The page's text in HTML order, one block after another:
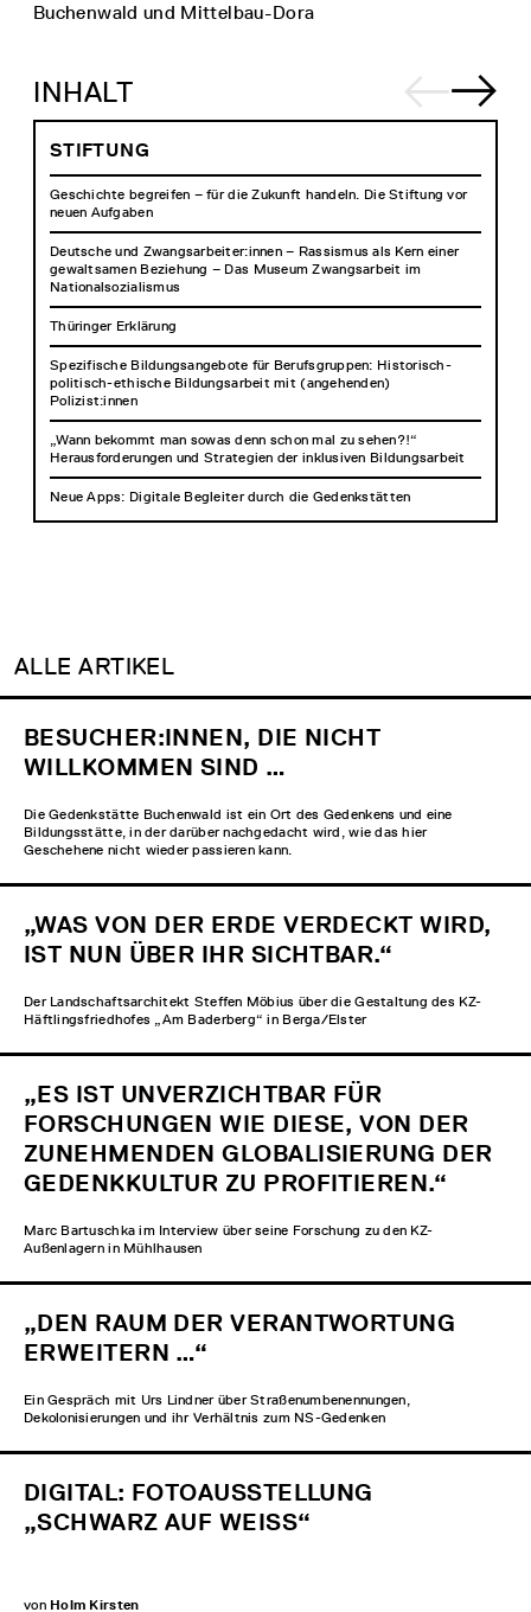
Buchenwald und Mittelbau-Dora
INHALT
STIFTUNG
Geschichte begreifen – für die Zukunft handeln. Die Stiftung vor
neuen Aufgaben
Deutsche und Zwangsarbeiter:innen – Rassismus als Kern einer
gewaltsamen Beziehung – Das Museum Zwangsarbeit im
Nationalsozialismus
Thüringer Erklärung
Spezifische Bildungsangebote für Berufsgruppen: Historisch-
politisch-ethische Bildungsarbeit mit (angehenden)
Polizist:innen
„Wann bekommt man sowas denn schon mal zu sehen?!“
Herausforderungen und Strategien der inklusiven Bildungsarbeit
Neue Apps: Digitale Begleiter durch die Gedenkstätten
ALLE ARTIKEL
BESUCHER:INNEN, DIE NICHT
WILLKOMMEN SIND …
Die Gedenkstätte Buchenwald ist ein Ort des Gedenkens und eine
Bildungsstätte, in der darüber nachgedacht wird, wie das hier
Geschehene nicht wieder passieren kann.
„WAS VON DER ERDE VERDECKT WIRD,
IST NUN ÜBER IHR SICHTBAR.“
Der Landschaftsarchitekt Steffen Möbius über die Gestaltung des KZ-
Häftlingsfriedhofes „Am Baderberg“ in Berga/Elster
„ES IST UNVERZICHTBAR FÜR
FORSCHUNGEN WIE DIESE, VON DER
ZUNEHMENDEN GLOBALISIERUNG DER
GEDENKKULTUR ZU PROFITIEREN.“
Marc Bartuschka im Interview über seine Forschung zu den KZ-
Außenlagern in Mühlhausen
„DEN RAUM DER VERANTWORTUNG
ERWEITERN …“
Ein Gespräch mit Urs Lindner über Straßenumbenennungen,
Dekolonisierungen und ihr Verhältnis zum NS-Gedenken
DIGITAL: FOTOAUSSTELLUNG
„SCHWARZ AUF WEISS“
von Holm Kirsten